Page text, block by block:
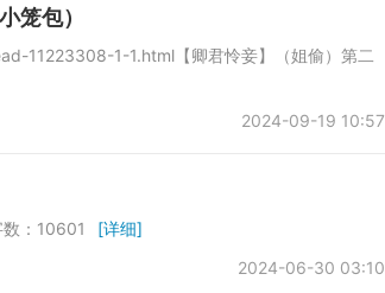
笼包）
11223308-1-1.html【卿君怜妾】（姐偷）第二
2024-09-19 10:57
：10601
[详细]
2024-06-30 03:10